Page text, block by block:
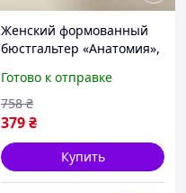
Женский формованный
бюстгальтер «Анатомия»,
бюстгальтер без
косточек, который
отлично поддерживает
грудь, Бюст
Готово к отправке
379₴
758 ₴
Купить